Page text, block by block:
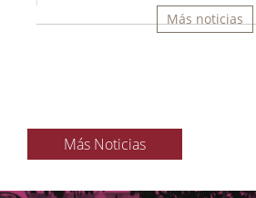
Más noticias
Más Noticias